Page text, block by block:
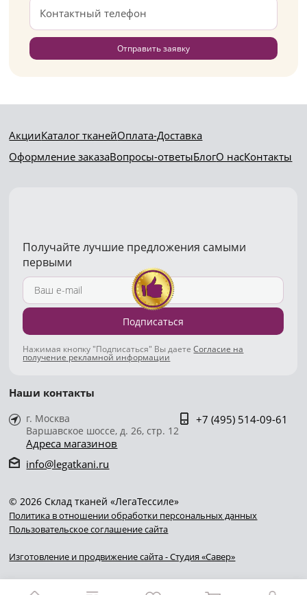
Отправить заявку
АкцииКаталог тканейОплата-Доставка
Оформление заказаВопросы-ответыБлогО насКонтакты
Получайте лучшие предложения самыми
первыми
Подписаться
Нажимая кнопку "Подписаться" Вы даетеСогласие на
получение рекламной информации
Наши контакты
г. Москва
Варшавское шоссе, д. 26, стр. 12
Адреса магазинов
+7 (495) 514-09-61
info@legatkani.ru
© 2026 Склад тканей «ЛегаТессиле»
Политика в отношении обработки персональных данных
Пользовательское соглашение сайта
Изготовление и продвижение сайта - Студия «Савер»